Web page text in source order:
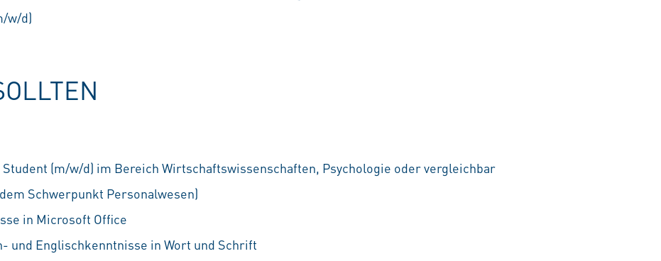
w/d)
(m/w/d) im Bereich Wirtschaftswissenschaften, Psychologie oder vergleichbar
Schwerpunkt Personalwesen)
in Microsoft Office
und Englischkenntnisse in Wort und Schrift